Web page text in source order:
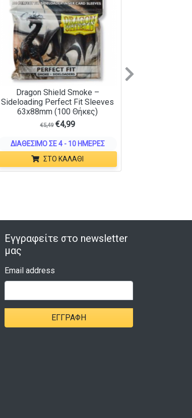
Dragon Shield Smoke –
Sideloading Perfect Fit Sleeves
63x88mm (100 Θήκες)
€5,49 €4,99
ΔΙΑΘΈΣΙΜΟ ΣΕ 4 - 10 ΗΜΈΡΕΣ
ΣΤΟ ΚΑΛΆΘΙ
Next
Εγγραφείτε στο newsletter
μας
Email address
ΕΓΓΡΑΦΉ